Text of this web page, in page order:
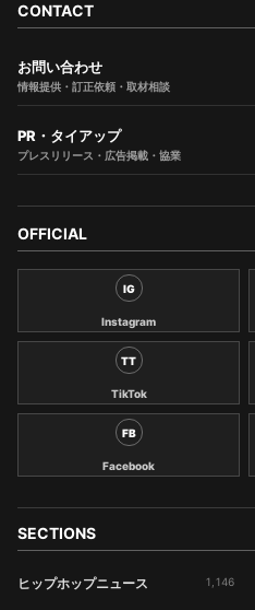
CONTACT
お問い合わせ
情報提供・訂正依頼・取材相談
PR・タイアップ
プレスリリース・広告掲載・協業
OFFICIAL
IG
Instagram
TT
TikTok
FB
Facebook
SECTIONS
ヒップホップニュース 1,146